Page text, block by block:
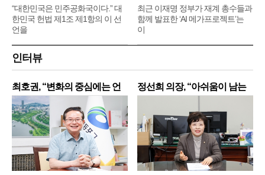
“대한민국은 민주공화국이다.” 대
한민국 헌법 제1조 제1항의 이 선
언을
메
최근 이재명 정부가 재계 총수들과
함께 발표한 ‘AI 메가프로젝트’는
이
인터뷰
최호권, “변화의 중심에는 언
제
정선희 의장, “아쉬움이 남는